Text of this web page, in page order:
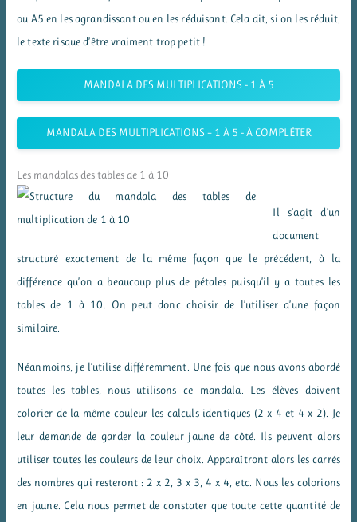
ou A5 en les agrandissant ou en les réduisant. Cela dit, si on les réduit,
le texte risque d’être vraiment trop petit !
MANDALA DES MULTIPLICATIONS - 1 À 5
MANDALA DES MULTIPLICATIONS – 1 À 5 - À COMPLÉTER
Les mandalas des tables de 1 à 10
Il s’agit d’un
document
structuré exactement de la même façon que le précédent, à la
différence qu’on a beaucoup plus de pétales puisqu’il y a toutes les
tables de 1 à 10. On peut donc choisir de l’utiliser d’une façon
similaire.
Néanmoins, je l’utilise différemment. Une fois que nous avons abordé
toutes les tables, nous utilisons ce mandala. Les élèves doivent
colorier de la même couleur les calculs identiques (2 x 4 et 4 x 2). Je
leur demande de garder la couleur jaune de côté. Ils peuvent alors
utiliser toutes les couleurs de leur choix. Apparaîtront alors les carrés
des nombres qui resteront : 2 x 2, 3 x 3, 4 x 4, etc. Nous les colorions
en jaune. Cela nous permet de constater que toute cette quantité de